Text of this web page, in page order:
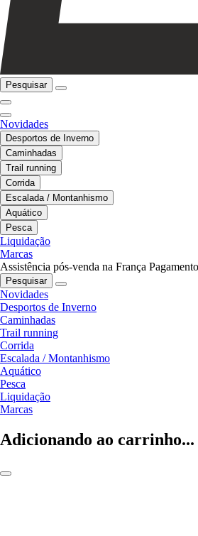
Pesquisar
Novidades
Desportos de Inverno
Caminhadas
Trail running
Corrida
Escalada / Montanhismo
Aquático
Pesca
Liquidação
Marcas
Assistência pós-venda na França
Pesquisar
Novidades
Desportos de Inverno
Caminhadas
Trail running
Corrida
Escalada / Montanhismo
Aquático
Pesca
Liquidação
Marcas
Adicionando ao carrinho...